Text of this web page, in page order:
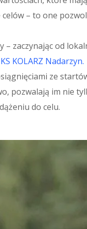
– to one
zaczynając od
KOLARZ Nadarzyn.
ze
pozwalają im nie
do celu.